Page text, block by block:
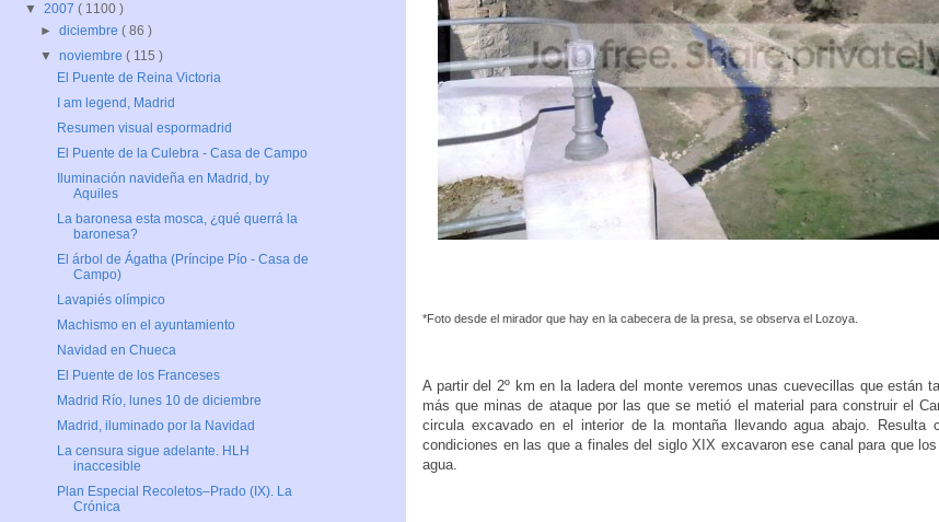
*Foto desde el mirador que hay en la cabecera de la presa, se observa el Lozoya.
A partir del 2º km en la ladera del monte veremos unas cuevecillas que están
más que minas de ataque por las que se metió el material para construir el
circula excavado en el interior de la montaña llevando agua abajo. Resulta
condiciones en las que a finales del siglo XIX excavaron ese canal para que
agua.
▼ 2007 ( 1100 )
►diciembre( 86 )
▼noviembre( 115 )
El Puente de Reina Victoria
I am legend, Madrid
Resumen visual espormadrid
El Puente de la Culebra - Casa de Campo
Iluminación navideña en Madrid, by
Aquiles
La baronesa esta mosca, ¿qué querrá la
baronesa?
El árbol de Ágatha (Príncipe Pío - Casa de
Campo)
Lavapiés olímpico
Machismo en el ayuntamiento
Navidad en Chueca
El Puente de los Franceses
Madrid Río, lunes 10 de diciembre
Madrid, iluminado por la Navidad
La censura sigue adelante. HLH
inaccesible
Plan Especial Recoletos–Prado (IX). La
Crónica